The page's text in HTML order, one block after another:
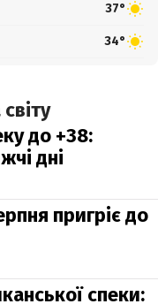
37°
34°
до +38:
дні
пригріє до
спеки: